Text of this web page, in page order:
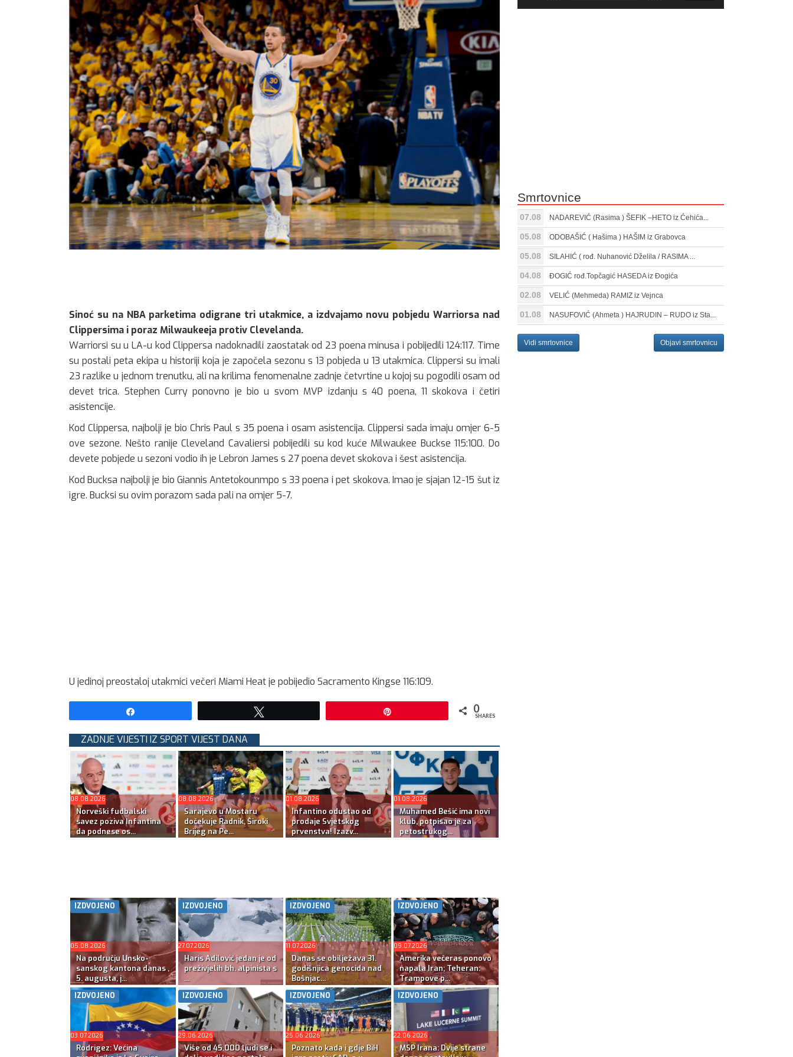
Sinoć su na NBA parketima odigrane tri utakmice, a izdvajamo novu pobjedu Warriorsa nad
Clippersima i poraz Milwaukeeja protiv Clevelanda.
Warriorsi su u LA-u kod Clippersa nadoknadili zaostatak od 23 poena minusa i pobijedili 124:117. Time
su postali peta ekipa u historiji koja je započela sezonu s 13 pobjeda u 13 utakmica. Clippersi su imali
23 razlike u jednom trenutku, ali na krilima fenomenalne zadnje četvrtine u kojoj su pogodili osam od
devet trica. Stephen Curry ponovno je bio u svom MVP izdanju s 40 poena, 11 skokova i četiri
asistencije.
Kod Clippersa, najbolji je bio Chris Paul s 35 poena i osam asistencija. Clippersi sada imaju omjer 6-5
ove sezone. Nešto ranije Cleveland Cavaliersi pobijedili su kod kuće Milwaukee Buckse 115:100. Do
devete pobjede u sezoni vodio ih je Lebron James s 27 poena devet skokova i šest asistencija.
Kod Bucksa najbolji je bio Giannis Antetokounmpo s 33 poena i pet skokova. Imao je sjajan 12-15 šut iz
igre. Bucksi su ovim porazom sada pali na omjer 5-7.
U jedinoj preostaloj utakmici večeri Miami Heat je pobijedio Sacramento Kingse 116:109.
0
SHARES
ZADNJE VIJESTI IZ SPORT VIJEST DANA
08.08.2026
Norveški fudbalski
savez poziva Infantina
da podnese os...
08.08.2026
Sarajevo u Mostaru
dočekuje Radnik, Široki
Brijeg na Pe...
01.08.2026
Infantino odustao od
prodaje Svjetskog
prvenstva! Izazv...
01.08.2026
Muhamed Bešić ima novi
klub, potpisao je za
petostrukog...
IZDVOJENO
05.08.2026
Na području Unsko-
sanskog kantona danas ,
5. augusta, j...
IZDVOJENO
27.07.2026
Haris Adilović jedan je od
preživjelih bh. alpinista s
...
IZDVOJENO
11.07.2026
Danas se obilježava 31.
godišnjica genocida nad
Bošnjac...
IZDVOJENO
09.07.2026
Amerika večeras ponovo
napala Iran; Teheran:
Trampove p...
IZDVOJENO
03.07.2026
Rodrigez: Većina
IZDVOJENO
29.06.2026
Više od 45.000 ljudi se i
IZDVOJENO
25.06.2026
Poznato kada i gdje BiH
IZDVOJENO
22.06.2026
MSP Irana: Dvije strane
Gore/Dole
Smrtovnice
07.08 NADAREVIĆ (Rasima ) ŠEFIK –HETO iz Ćehića...
05.08 ODOBAŠIĆ ( Hašima ) HAŠIM iz Grabovca
05.08 SILAHIĆ ( rođ. Nuhanović Dželila / RASIMA ...
04.08 ĐOGIĆ rođ.Topčagić HASEDA iz Đogića
02.08 VELIĆ (Mehmeda) RAMIZ iz Vejnca
01.08 NASUFOVIĆ (Ahmeta ) HAJRUDIN – RUDO iz Sta...
Vidi smrtovnice Objavi smrtovnicu